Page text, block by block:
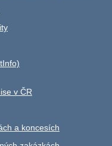
v ČR
a koncesích